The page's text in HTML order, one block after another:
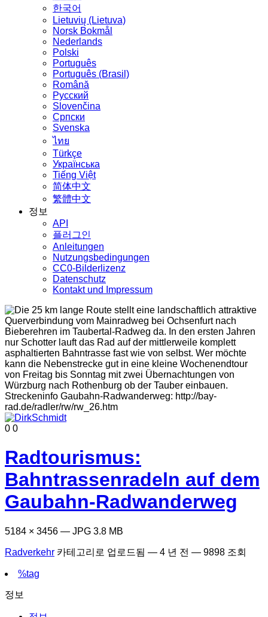
한국어
Lietuvių (Lietuva)
‪Norsk Bokmål‬
Nederlands
Polski
Português
Português (Brasil)
Română
Русский
Slovenčina
Српски
Svenska
ไทย
Türkçe
Українська
Tiếng Việt
简体中文
繁體中文
정보
API
플러그인
Anleitungen
Nutzungsbedingungen
CC0-Bilderlizenz
Datenschutz
Kontakt und Impressum
0 0
Radtourismus:
Bahntrassenradeln auf dem
Gaubahn-Radwanderweg
5184 × 3456 — JPG 3.8 MB
Radverkehr 카테고리로 업로드됨 — 4 년 전 — 9898 조회
%tag
정보